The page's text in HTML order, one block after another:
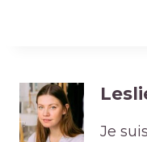
Je